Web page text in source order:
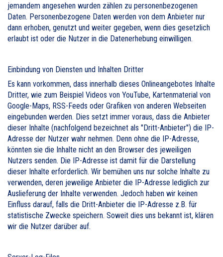
jemandem angesehen wurden zählen zu personenbezogenen
Daten. Personenbezogene Daten werden von dem Anbieter nur
dann erhoben, genutzt und weiter gegeben, wenn dies gesetzlich
erlaubt ist oder die Nutzer in die Datenerhebung einwilligen.
Einbindung von Diensten und Inhalten Dritter
Es kann vorkommen, dass innerhalb dieses Onlineangebotes Inhalte
Dritter, wie zum Beispiel Videos von YouTube, Kartenmaterial von
Google-Maps, RSS-Feeds oder Grafiken von anderen Webseiten
eingebunden werden. Dies setzt immer voraus, dass die Anbieter
dieser Inhalte (nachfolgend bezeichnet als "Dritt-Anbieter") die IP-
Adresse der Nutzer wahr nehmen. Denn ohne die IP-Adresse,
könnten sie die Inhalte nicht an den Browser des jeweiligen
Nutzers senden. Die IP-Adresse ist damit für die Darstellung
dieser Inhalte erforderlich. Wir bemühen uns nur solche Inhalte zu
verwenden, deren jeweilige Anbieter die IP-Adresse lediglich zur
Auslieferung der Inhalte verwenden. Jedoch haben wir keinen
Einfluss darauf, falls die Dritt-Anbieter die IP-Adresse z.B. für
statistische Zwecke speichern. Soweit dies uns bekannt ist, klären
wir die Nutzer darüber auf.